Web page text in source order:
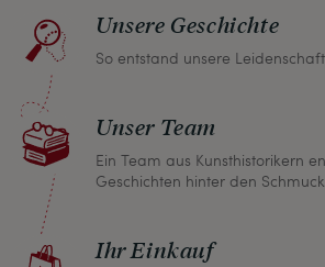
müssen.
Sollten Sie aus irgendeinem
nicht zufrieden sein, nehmen Sie
Kontakt auf und wir finden
gemeinsame Lösung.
Sie innerhalb von einem Monat
zurückgeben und wir erstatten
Kaufpreis.
Unsere Geschichte
So entstand unsere
Unser Team
Ein Team aus Kunsthistorikern
Geschichten hinter den
Ihr Einkauf